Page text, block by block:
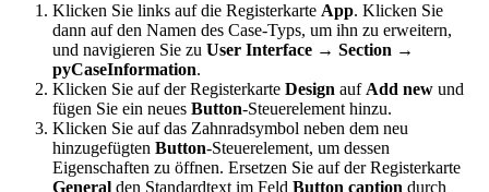
Klicken Sie links auf die Registerkarte App. Klicken Sie
dann auf den Namen des Case-Typs, um ihn zu erweitern,
und navigieren Sie zu User Interface → Section →
pyCaseInformation.
Klicken Sie auf der Registerkarte Design auf Add new und
fügen Sie ein neues Button-Steuerelement hinzu.
Klicken Sie auf das Zahnradsymbol neben dem neu
hinzugefügten Button-Steuerelement, um dessen
Eigenschaften zu öffnen. Ersetzen Sie auf der Registerkarte
General den Standardtext im Feld Button caption durch